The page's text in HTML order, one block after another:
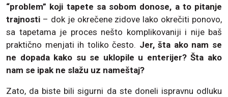
“problem” koji tapete sa sobom donose, a to pitanje
trajnosti – dok je okrečene zidove lako okrečiti ponovo,
sa tapetama je proces nešto komplikovaniji i nije baš
praktično menjati ih toliko često. Jer, šta ako nam se
ne dopada kako su se uklopile u enterijer? Šta ako
nam se ipak ne slažu uz nameštaj?
Zato, da biste bili sigurni da ste doneli ispravnu odluku